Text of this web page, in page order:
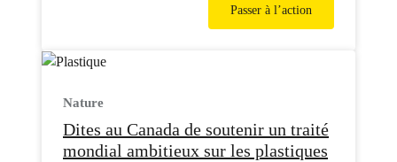
Passer à l’action
Nature
Dites au Canada de soutenir un traité
mondial ambitieux sur les plastiques